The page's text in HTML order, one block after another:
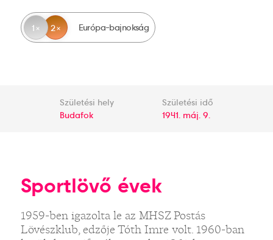
1 2 Európa-bajnokság
Születési hely
Budafok
Születési idő
1941. máj. 9.
Sportlövő évek
1959-ben igazolta le az MHSZ Postás
Lövészklub, edzője Tóth Imre volt. 1960-ban